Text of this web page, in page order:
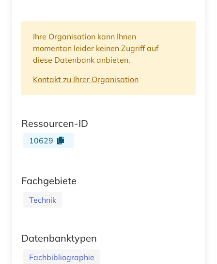
Ihre Organisation kann Ihnen
momentan leider keinen Zugriff auf
diese Datenbank anbieten.
Kontakt zu Ihrer Organisation
Ressourcen-ID
10629
Fachgebiete
Technik
Datenbanktypen
Fachbibliographie